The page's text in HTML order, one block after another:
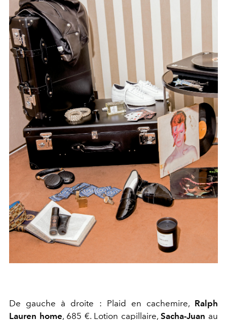
De gauche à droite : Plaid en cachemire, Ralph
Lauren home, 685 €. Lotion capillaire,Sacha-Juan au